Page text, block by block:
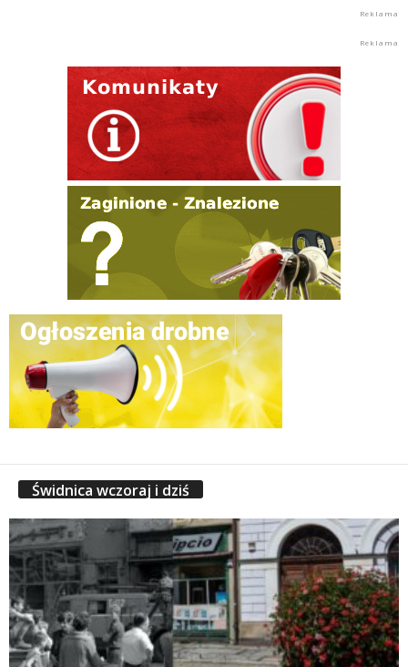
Świdnica wczoraj i dziś